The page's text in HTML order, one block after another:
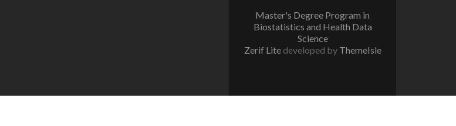
Master's Degree Program in
Biostatistics and Health Data
Science
Zerif Lite developed by ThemeIsle